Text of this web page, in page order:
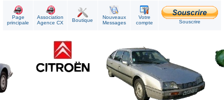
Page
principale
Association
Agence CX
Boutique
Nouveaux
Messages
Votre
compte
Souscrire